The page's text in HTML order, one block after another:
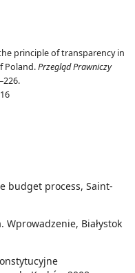
principle of transparency in
Poland.Przegląd Prawniczy
budget process, Saint-
Wprowadzenie, Białystok